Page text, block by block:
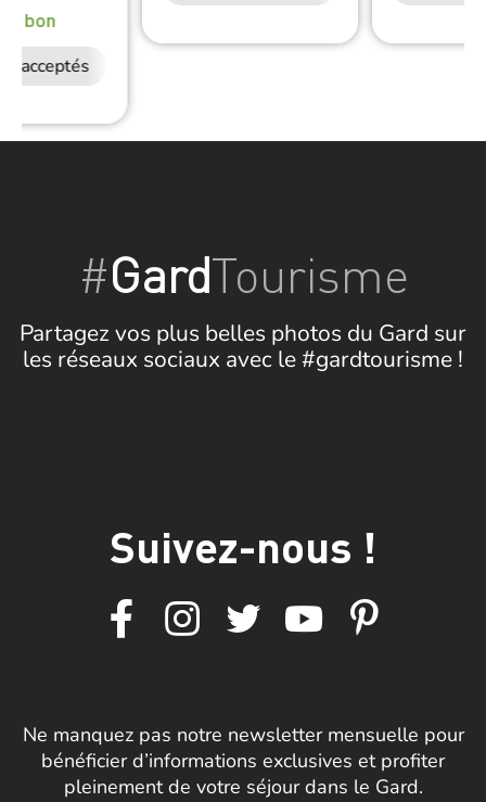
bon
acceptés
#GardTourisme
Partagez vos plus belles photos du Gard sur
les réseaux sociaux avec le #gardtourisme !
Suivez-nous !
Ne manquez pas notre newsletter mensuelle pour
bénéficier d’informations exclusives et profiter
pleinement de votre séjour dans le Gard.